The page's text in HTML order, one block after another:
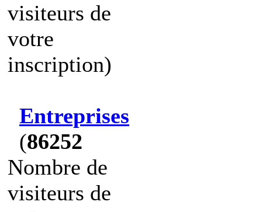
visiteurs de
votre
inscription)
Entreprises
(86252
Nombre de
visiteurs de